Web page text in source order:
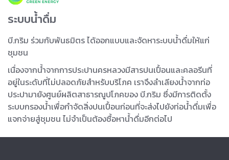
ระบบน้ำดื่ม
บี.กริม ร่วมกับพันธมิตร ได้ออกแบบและจัดหาระบบน้ำดื่มให้แก่
ชุมชน
เนื่องจากน้ำจากการประปานครหลวงมีสารปนเปื้อนและคลอรีนที่
อยู่ในระดับที่ไม่ปลอดภัยสำหรับบริโภค เราจึงลำเลียงน้ำจากท่อ
ประปามายังศูนย์ผลิตสาธารณูปโภคของ บี.กริม ซึ่งมีการติดตั้ง
ระบบกรองน้ำเพื่อกำจัดสิ่งปนเปื้อนก่อนที่จะส่งไปยังท่อน้ำดื่มเพื่อ
แจกจ่ายสู่ชุมชน ไม่จำเป็นต้องซื้อหาน้ำดื่มอีกต่อไป